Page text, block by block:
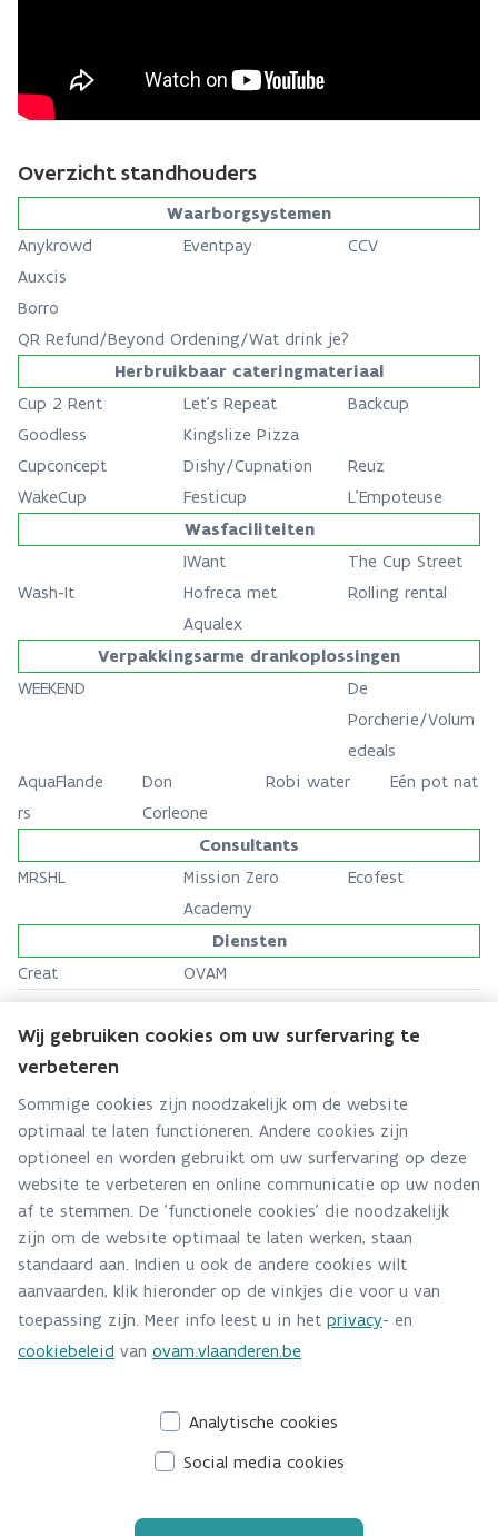
Overzicht standhouders
Waarborgsystemen
Anykrowd
Eventpay
CCV
Auxcis
Borro
QR Refund/Beyond Ordening/Wat drink je?
Herbruikbaar cateringmateriaal
Cup 2 Rent
Let's Repeat
Backcup
Goodless
Kingslize Pizza
Cupconcept
Dishy/Cupnation
Reuz
WakeCup
Festicup
L'Empoteuse
Wasfaciliteiten
IWant
The Cup Street
Wash-It
Hofreca met
Aqualex
Rolling rental
Verpakkingsarme drankoplossingen
WEEKEND
De
Porcherie/Volum
edeals
AquaFlande
rs
Don
Corleone
Robi water Eén pot nat
Consultants
MRSHL
Mission Zero
Academy
Ecofest
Diensten
Creat
OVAM
Groen Event
Hebt u een vraag voor dit team? Stel ze hier:
Via contact formulier
Alle contactgegevens
Adres
Stationsstraat 110
2800 Mechelen
Route en bereikbaarheid
Wij gebruiken cookies om uw surfervaring te
verbeteren
Sommige cookies zijn noodzakelijk om de website
optimaal te laten functioneren. Andere cookies zijn
optioneel en worden gebruikt om uw surfervaring op deze
website te verbeteren en online communicatie op uw noden
af te stemmen. De 'functionele cookies' die noodzakelijk
zijn om de website optimaal te laten werken, staan
standaard aan. Indien u ook de andere cookies wilt
aanvaarden, klik hieronder op de vinkjes die voor u van
toepassing zijn. Meer info leest u in het privacy- en
cookiebeleid van ovam.vlaanderen.be
Analytische cookies
Social media cookies